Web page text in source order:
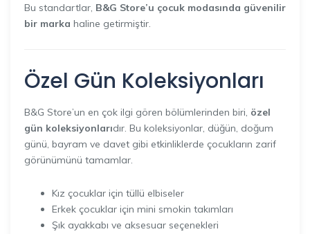
Bu standartlar, B&G Store’u çocuk modasında güvenilir
bir marka haline getirmiştir.
Özel Gün Koleksiyonları
B&G Store’un en çok ilgi gören bölümlerinden biri, özel
gün koleksiyonlarıdır. Bu koleksiyonlar, düğün, doğum
günü, bayram ve davet gibi etkinliklerde çocukların zarif
görünümünü tamamlar.
Kız çocuklar için tüllü elbiseler
Erkek çocuklar için mini smokin takımları
Şık ayakkabı ve aksesuar seçenekleri